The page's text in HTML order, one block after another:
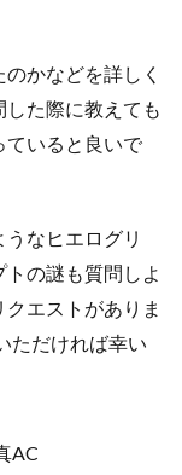
かなどを詳しく
た際に教えても
ていると良いで
なヒエログリ
の謎も質問しよ
エストがありま
ただければ幸い
AC